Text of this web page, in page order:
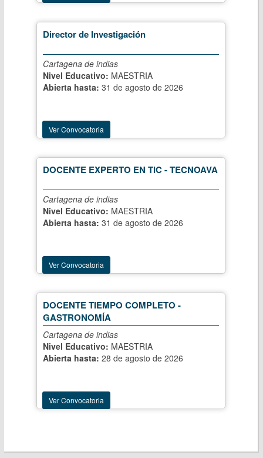
Director de Investigación
Cartagena de indias
Nivel Educativo: MAESTRIA
Abierta hasta: 31 de agosto de 2026
Ver Convocatoria
DOCENTE EXPERTO EN TIC - TECNOAVA
Cartagena de indias
Nivel Educativo: MAESTRIA
Abierta hasta: 31 de agosto de 2026
Ver Convocatoria
DOCENTE TIEMPO COMPLETO -
GASTRONOMÍA
Cartagena de indias
Nivel Educativo: MAESTRIA
Abierta hasta: 28 de agosto de 2026
Ver Convocatoria